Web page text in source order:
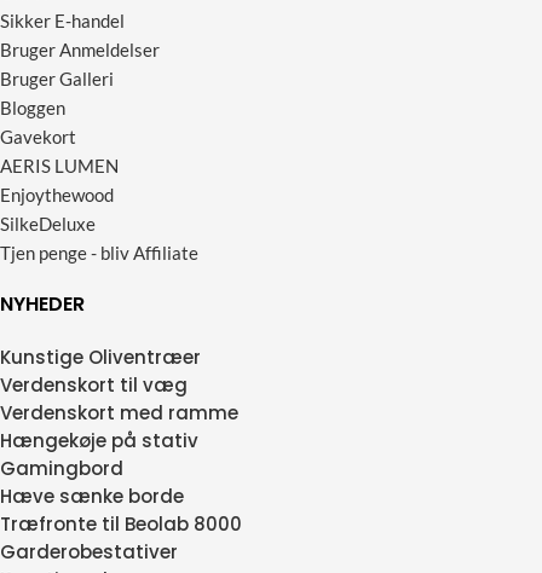
Sikker E-handel
Bruger Anmeldelser
Bruger Galleri
Bloggen
Gavekort
AERIS LUMEN
Enjoythewood
SilkeDeluxe
Tjen penge - bliv Affiliate
NYHEDER
Kunstige Oliventræer
Verdenskort til væg
Verdenskort med ramme
Hængekøje på stativ
Gamingbord
Hæve sænke borde
Træfronte til Beolab 8000
Garderobestativer